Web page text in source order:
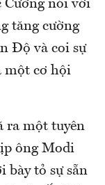
Cường nói với
tăng cường
Độ và coi sự
một cơ hội
ra một tuyên
ông Modi
bày tỏ sự sẵn